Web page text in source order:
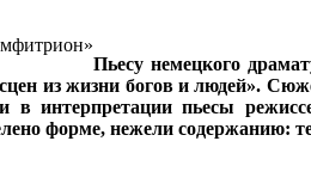
Пьесу немецкого
из жизни богов и людей».
в интерпретации пьесы
форме, нежели содержанию: